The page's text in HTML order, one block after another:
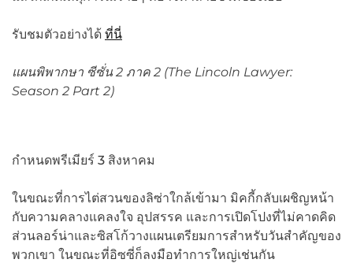
รับชมตัวอย่างได้ ที่นี่
แผนพิพากษา ซีซั่น 2 ภาค 2 (The Lincoln Lawyer:
Season 2 Part 2)
กำหนดพรีเมียร์ 3 สิงหาคม
ในขณะที่การไต่สวนของลิซ่าใกล้เข้ามา มิคกี้กลับเผชิญหน้า
กับความคลางแคลงใจ อุปสรรค และการเปิดโปงที่ไม่คาดคิด
ส่วนลอร์น่าและซิสโก้วางแผนเตรียมการสำหรับวันสำคัญของ
พวกเขา ในขณะที่อิซซี่ก็ลงมือทำการใหญ่เช่นกัน